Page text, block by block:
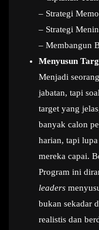
– Strategi
– Strategi
– Membangun
Menyusun
Menjadi
jabatan, tapi
target yang
banyak calon
harian, tapi
mereka capai.
Program ini
leaders
bukan sekadar
realistis dan